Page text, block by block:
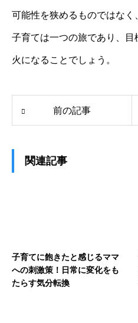
可能性を狭めるものではなく
子育ては一つの旅であり、
火になることでしょう。
前の記事
関連記事
子育てに飽きたと感じるママ
への刺激策！日常に変化をも
たらす気分転換